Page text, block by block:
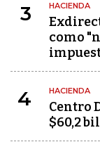
3 HACIENDA
como
4 HACIENDA
Centro
$60,2